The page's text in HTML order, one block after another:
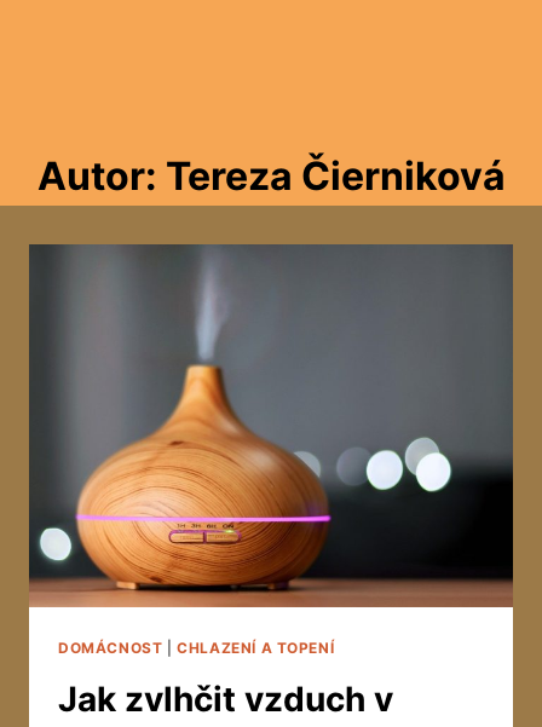
Autor: Tereza Čierniková
DOMÁCNOST |CHLAZENÍ A TOPENÍ
Jak zvlhčit vzduch v